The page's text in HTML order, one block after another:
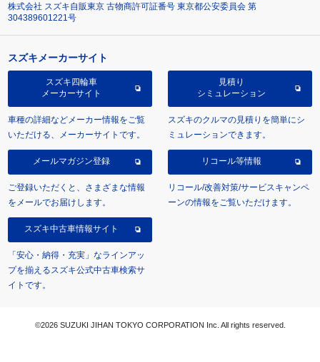
株式会社 スズキ自販東京 古物商許可証番号 東京都公安委員会 第
304389601221号
スズキメーカーサイト
スズキ四輪車
メーカーサイト
車種の詳細などメーカー情報をご覧
いただける、メーカーサイトです。
見積り
シミュレーション
スズキのクルマの見積りを簡単にシ
ミュレーションできます。
メールマガジン登録
ご登録いただくと、さまざまな情報
をメールでお届けします。
リコール等情報
リコール/改善対策/サービスキャンペ
ーンの情報をご覧いただけます。
スズキ中古車情報サイト
「安心・納得・充実」なラインアッ
プを揃えるスズキ公式中古車検索サ
イトです。
©2026 SUZUKI JIHAN TOKYO CORPORATION Inc. All rights reserved.